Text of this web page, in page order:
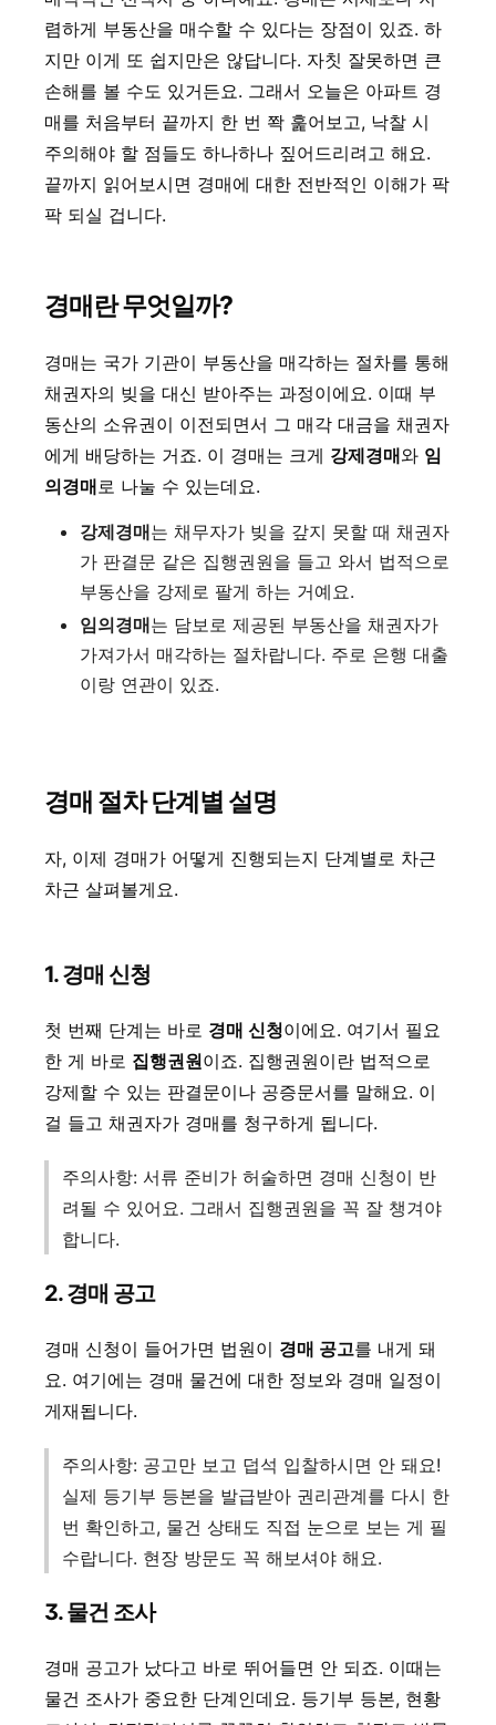
렴하게 부동산을 매수할 수 있다는 장점이 있죠. 하
지만 이게 또 쉽지만은 않답니다. 자칫 잘못하면 큰
손해를 볼 수도 있거든요. 그래서 오늘은 아파트 경
매를 처음부터 끝까지 한 번 쫙 훑어보고, 낙찰 시
주의해야 할 점들도 하나하나 짚어드리려고 해요.
끝까지 읽어보시면 경매에 대한 전반적인 이해가 팍
팍 되실 겁니다.
경매란 무엇일까?
경매는 국가 기관이 부동산을 매각하는 절차를 통해
채권자의 빚을 대신 받아주는 과정이에요. 이때 부
동산의 소유권이 이전되면서 그 매각 대금을 채권자
에게 배당하는 거죠. 이 경매는 크게 강제경매와 임
의경매로 나눌 수 있는데요.
강제경매는 채무자가 빚을 갚지 못할 때 채권자
가 판결문 같은 집행권원을 들고 와서 법적으로
부동산을 강제로 팔게 하는 거예요.
임의경매는 담보로 제공된 부동산을 채권자가
가져가서 매각하는 절차랍니다. 주로 은행 대출
이랑 연관이 있죠.
경매 절차 단계별 설명
자, 이제 경매가 어떻게 진행되는지 단계별로 차근
차근 살펴볼게요.
1. 경매 신청
첫 번째 단계는 바로 경매 신청이에요. 여기서 필요
한 게 바로 집행권원이죠. 집행권원이란 법적으로
강제할 수 있는 판결문이나 공증문서를 말해요. 이
걸 들고 채권자가 경매를 청구하게 됩니다.
주의사항: 서류 준비가 허술하면 경매 신청이 반
려될 수 있어요. 그래서 집행권원을 꼭 잘 챙겨야
합니다.
2. 경매 공고
경매 신청이 들어가면 법원이 경매 공고를 내게 돼
요. 여기에는 경매 물건에 대한 정보와 경매 일정이
게재됩니다.
주의사항: 공고만 보고 덥석 입찰하시면 안 돼요!
실제 등기부 등본을 발급받아 권리관계를 다시 한
번 확인하고, 물건 상태도 직접 눈으로 보는 게 필
수랍니다. 현장 방문도 꼭 해보셔야 해요.
3. 물건 조사
경매 공고가 났다고 바로 뛰어들면 안 되죠. 이때는
물건 조사가 중요한 단계인데요. 등기부 등본, 현황